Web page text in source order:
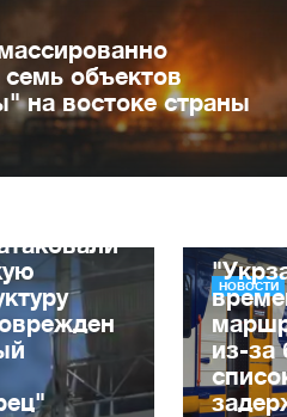
семь объектов
на востоке страны
НОВОСТИ
из-за